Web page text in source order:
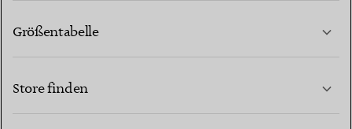
Größentabelle
Store finden